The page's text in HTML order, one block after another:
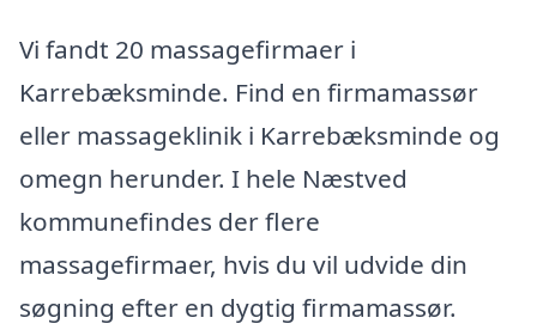
Vi fandt 20 massagefirmaer i
Karrebæksminde. Find en firmamassør
eller massageklinik i Karrebæksminde og
omegn herunder. I hele Næstved
kommunefindes der flere
massagefirmaer, hvis du vil udvide din
søgning efter en dygtig firmamassør.